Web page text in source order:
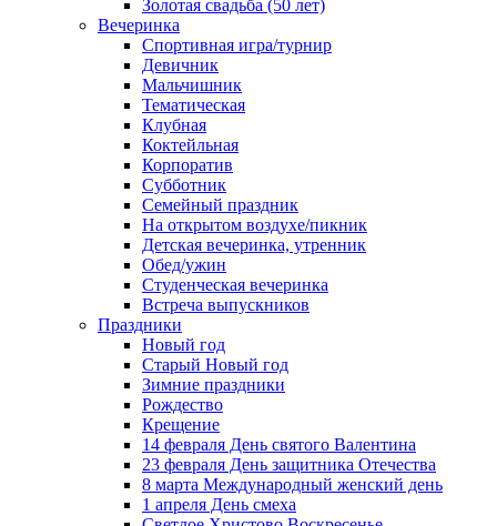
Золотая свадьба (50 лет)
Вечеринка
Спортивная игра/турнир
Девичник
Мальчишник
Тематическая
Клубная
Коктейльная
Корпоратив
Субботник
Семейный праздник
На открытом воздухе/пикник
Детская вечеринка, утренник
Обед/ужин
Студенческая вечеринка
Встреча выпускников
Праздники
Новый год
Старый Новый год
Зимние праздники
Рождество
Крещение
14 февраля День святого Валентина
23 февраля День защитника Отечества
8 марта Международный женский день
1 апреля День смеха